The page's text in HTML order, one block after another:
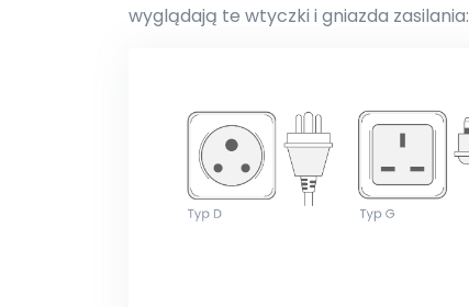
wyglądają te wtyczki i gniazda zasilania: